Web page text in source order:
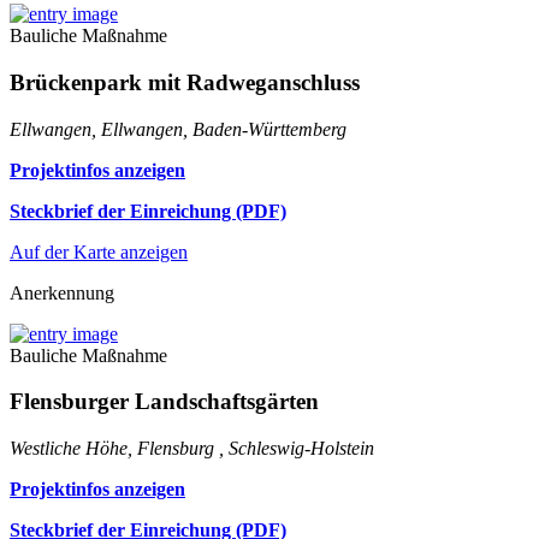
Bauliche Maßnahme
Brückenpark mit Radweganschluss
Ellwangen, Ellwangen, Baden-Württemberg
Projektinfos anzeigen
Steckbrief der Einreichung (PDF)
Auf der Karte anzeigen
Anerkennung
Bauliche Maßnahme
Flensburger Landschaftsgärten
Westliche Höhe, Flensburg , Schleswig-Holstein
Projektinfos anzeigen
Steckbrief der Einreichung (PDF)